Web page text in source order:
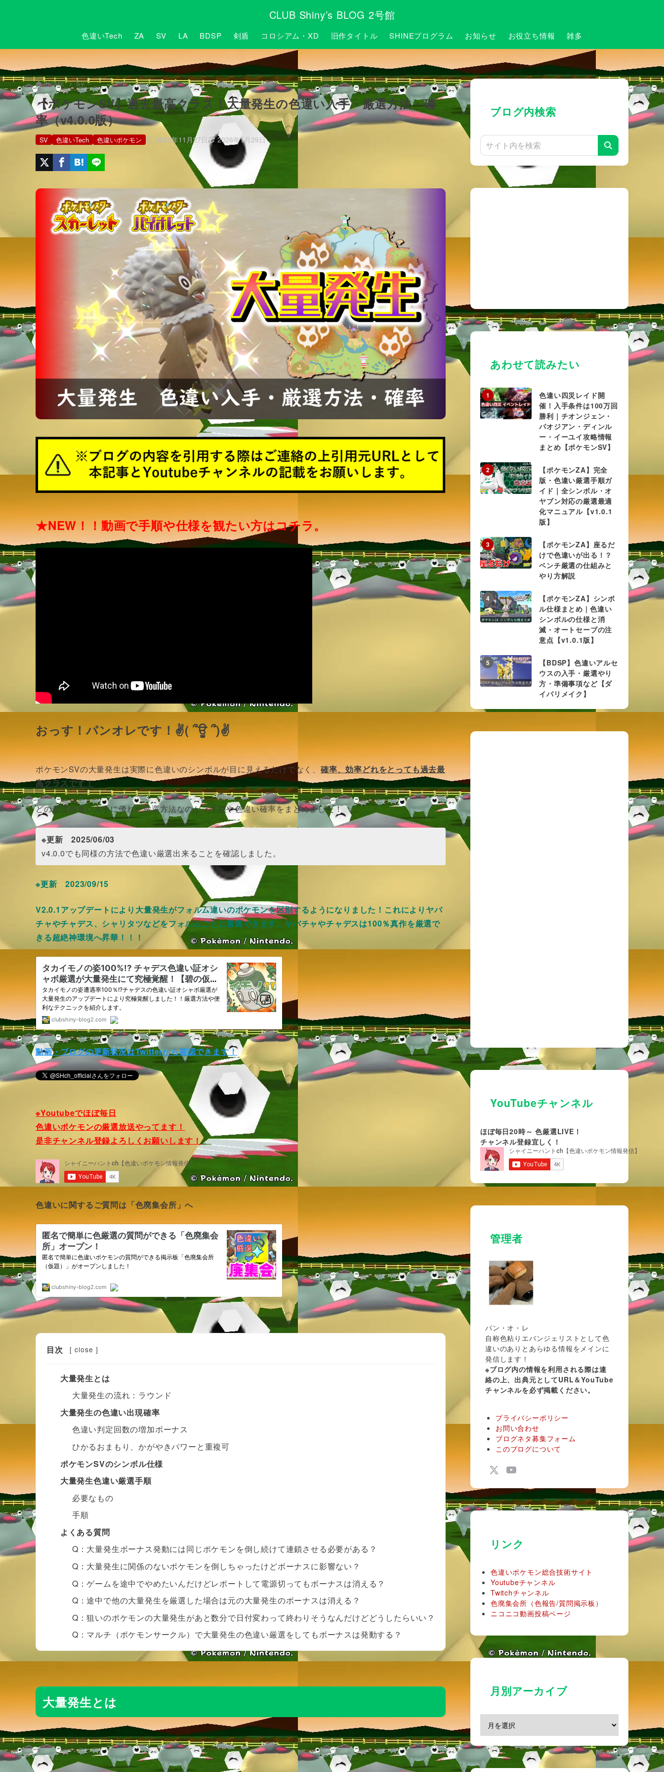
CLUB Shiny’s BLOG 2号館
色違いTech ZA SV LA BDSP 剣盾 コロシアム・XD 旧作タイトル SHINEプログラム お知らせ お役立ち情報 雑多
HOME SV
【ポケモンSV】過去最高クラス！大量発生の色違い入手・厳選方法・確
率（v4.0.0版）
2022年11月27日 2026年1月29日
SV 色違いTech 色違いポケモン
★NEW！！動画で手順や仕様を観たい方はコチラ。
おっす！パンオレです！✌( ՞ਊ ՞)✌
ポケモンSVの大量発生は実際に色違いのシンボルが目に見えるだけでなく、確率、効率どれをとっても過去最
高クラスです！
どの程度色違い入手に優れた厳選方法なのか？手順や色違い確率をまとめました！
※更新 2025/06/03
v4.0.0でも同様の方法で色違い厳選出来ることを確認しました。
※更新 2023/09/15
V2.0.1アップデートにより大量発生がフォルム違いのポケモンを区別するようになりました！これによりヤバ
チャやチャデス、シャリタツなどをフォルムごとに厳選できます。ヤバチャやチャデスは100％真作を厳選で
きる超絶神環境へ昇華！！！
動画・ブログの更新状況はTwitterから確認できます！
※Youtubeでほぼ毎日
色違いポケモンの厳選放送やってます！
是非チャンネル登録よろしくお願いします！
色違いに関するご質問は「色廃集会所」へ
目次 [ close ]
大量発生とは
大量発生の流れ：ラウンド
大量発生の色違い出現確率
色違い判定回数の増加ボーナス
ひかるおまもり、かがやきパワーと重複可
ポケモンSVのシンボル仕様
大量発生色違い厳選手順
必要なもの
手順
よくある質問
Q：大量発生ボーナス発動には同じポケモンを倒し続けて連鎖させる必要がある？
Q：大量発生に関係のないポケモンを倒しちゃったけどボーナスに影響ない？
Q：ゲームを途中でやめたいんだけどレポートして電源切ってもボーナスは消える？
Q：途中で他の大量発生を厳選した場合は元の大量発生のボーナスは消える？
Q：狙いのポケモンの大量発生があと数分で日付変わって終わりそうなんだけどどうしたらいい？
Q：マルチ（ポケモンサークル）で大量発生の色違い厳選をしてもボーナスは発動する？
大量発生とは
ブログ内検索
あわせて読みたい
1
色違い四災レイド開
催！入手条件は100万回
勝利｜チオンジェン・
パオジアン・ディンル
ー・イーユイ攻略情報
まとめ【ポケモンSV】
2
【ポケモンZA】完全
版・色違い厳選手順ガ
イド｜全シンボル・オ
ヤブン対応の厳選最適
化マニュアル【v1.0.1
版】
3
【ポケモンZA】座るだ
けで色違いが出る！？
ベンチ厳選の仕組みと
やり方解説
4
【ポケモンZA】シンボ
ル仕様まとめ | 色違い
シンボルの仕様と消
滅・オートセーブの注
意点【v1.0.1版】
5
【BDSP】色違いアルセ
ウスの入手・厳選やり
方・準備事項など【ダ
イパリメイク】
YouTubeチャンネル
ほぼ毎日20時～ 色厳選LIVE！
チャンネル登録宜しく！
管理者
パン・オ・レ
自称色粘りエバンジェリストとして色
違いのありとあらゆる情報をメインに
発信します！
※ブログ内の情報を利用される際は連
絡の上、出典元としてURL＆YouTube
チャンネルを必ず掲載ください。
プライバシーポリシー
お問い合わせ
ブログネタ募集フォーム
このブログについて
リンク
色違いポケモン総合技術サイト
Youtubeチャンネル
Twitchチャンネル
色廃集会所（色報告/質問掲示板）
ニコニコ動画投稿ページ
月別アーカイブ